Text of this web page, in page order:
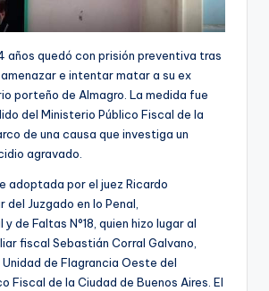
años quedó con prisión preventiva tras
e intentar matar a su ex
porteño de Almagro. La medida fue
del Ministerio Público Fiscal de la
de una causa que investiga un
agravado.
adoptada por el juez Ricardo
del Juzgado en lo Penal,
de Faltas N°18, quien hizo lugar al
fiscal Sebastián Corral Galvano,
de Flagrancia Oeste del
Fiscal de la Ciudad de Buenos Aires. El